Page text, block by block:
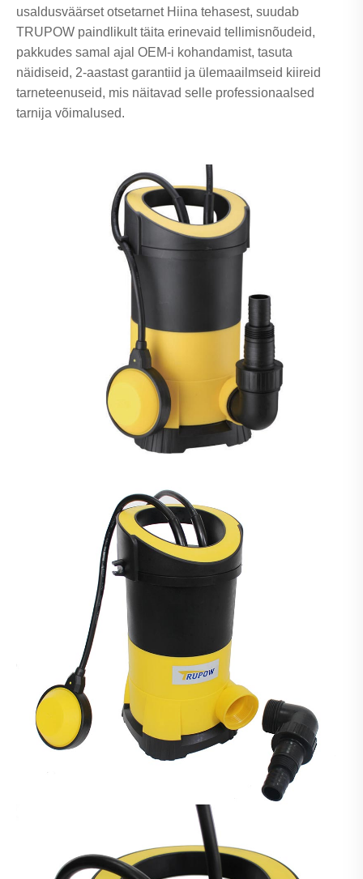
usaldusväärset otsetarnet Hiina tehasest, suudab
TRUPOW paindlikult täita erinevaid tellimisnõudeid,
pakkudes samal ajal OEM-i kohandamist, tasuta
näidiseid, 2-aastast garantiid ja ülemaailmseid kiireid
tarneteenuseid, mis näitavad selle professionaalsed
tarnija võimalused.